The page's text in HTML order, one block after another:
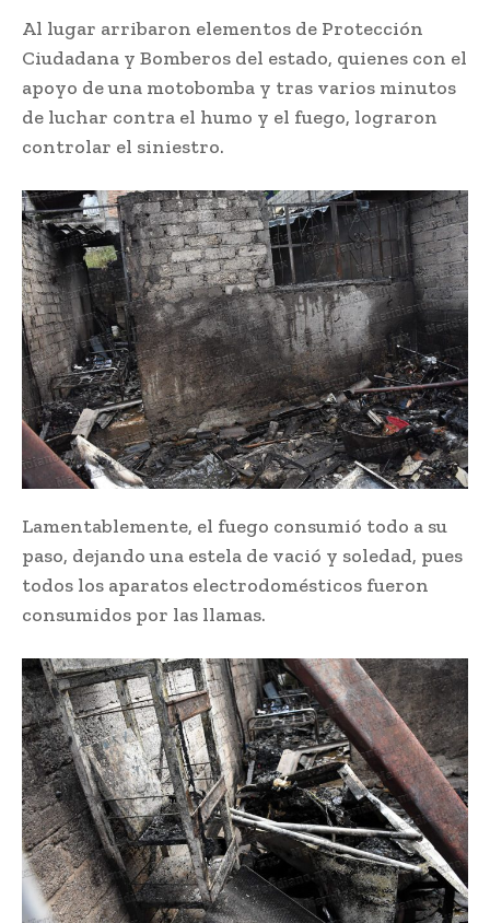
Al lugar arribaron elementos de Protección
Ciudadana y Bomberos del estado, quienes con el
apoyo de una motobomba y tras varios minutos
de luchar contra el humo y el fuego, lograron
controlar el siniestro.
Lamentablemente, el fuego consumió todo a su
paso, dejando una estela de vació y soledad, pues
todos los aparatos electrodomésticos fueron
consumidos por las llamas.